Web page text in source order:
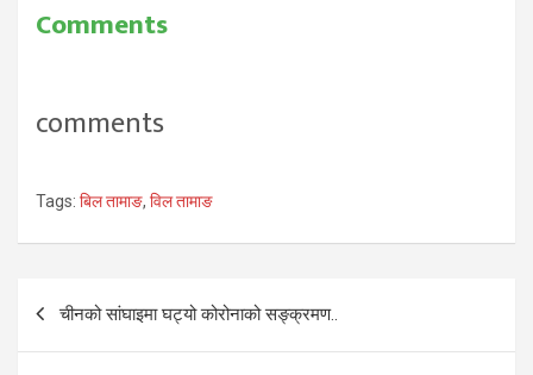
Comments
comments
Tags: बिल तामाङ, विल तामाङ
Post
navigation
चीनको सांघाइमा घट्यो कोरोनाको सङ्क्रमण..